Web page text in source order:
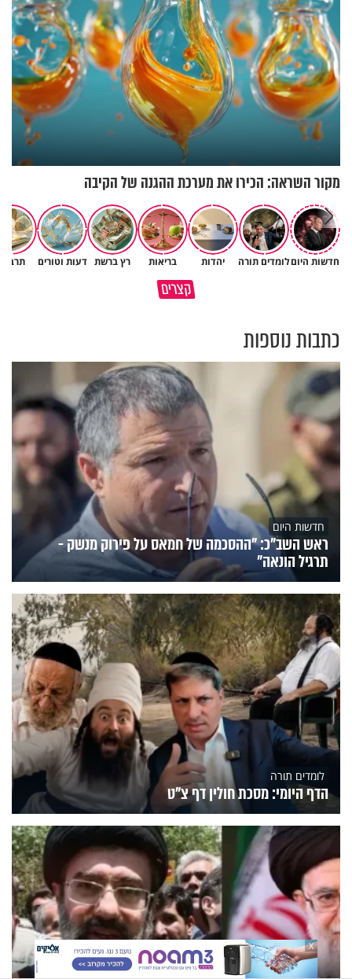
מקור השראה: הכירו את מערכת ההגנה של הקיבה
חדשות היוםלומדים תורה יהדות בריאות רץ ברשת דעות וטורים
קצרים
באיזה ארץ לומדים יותר גמרא
כתבות נוספות
חדשות היום
ראש השב"כ: "ההסכמה של חמאס על פירוק מנשק -
תרגיל הונאה"
לומדים תורה
הדף היומי: מסכת חולין דף צ"ט
X